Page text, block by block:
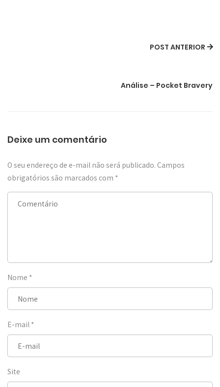
POST ANTERIOR
Análise – Pocket Bravery
Deixe um comentário
O seu endereço de e-mail não será publicado. Campos
obrigatórios são marcados com *
Nome *
E-mail *
Site